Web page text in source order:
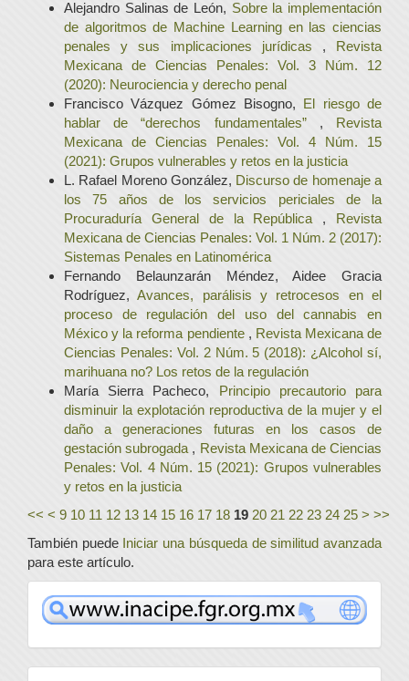
Alejandro Salinas de León, Sobre la implementación
de algoritmos de Machine Learning en las ciencias
penales y sus implicaciones jurídicas , Revista
Mexicana de Ciencias Penales: Vol. 3 Núm. 12
(2020): Neurociencia y derecho penal
Francisco Vázquez Gómez Bisogno, El riesgo de
hablar de “derechos fundamentales” , Revista
Mexicana de Ciencias Penales: Vol. 4 Núm. 15
(2021): Grupos vulnerables y retos en la justicia
L. Rafael Moreno González, Discurso de homenaje a
los 75 años de los servicios periciales de la
Procuraduría General de la República , Revista
Mexicana de Ciencias Penales: Vol. 1 Núm. 2 (2017):
Sistemas Penales en Latinomérica
Fernando Belaunzarán Méndez, Aidee Gracia
Rodríguez,Avances, parálisis y retrocesos en el
proceso de regulación del uso del cannabis en
México y la reforma pendiente , Revista Mexicana de
Ciencias Penales: Vol. 2 Núm. 5 (2018): ¿Alcohol sí,
marihuana no? Los retos de la regulación
María Sierra Pacheco, Principio precautorio para
disminuir la explotación reproductiva de la mujer y el
daño a generaciones futuras en los casos de
gestación subrogada , Revista Mexicana de Ciencias
Penales: Vol. 4 Núm. 15 (2021): Grupos vulnerables
y retos en la justicia
<< < 9 10 11 12 13 14 15 16 17 18 19 20 21 22 23 24 25 > >>
También puede Iniciar una búsqueda de similitud avanzada
para este artículo.
www